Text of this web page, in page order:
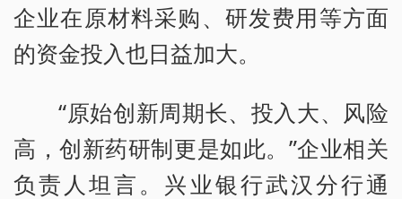
企业在原材料采购、研发费用等方面
的资金投入也日益加大。
“原始创新周期长、投入大、风险
高，创新药研制更是如此。”企业相关
负责人坦言。兴业银行武汉分行通